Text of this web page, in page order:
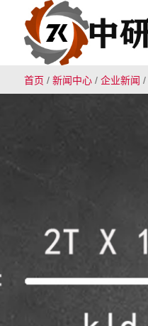
首页 / 新闻中心/ 企业新闻 /